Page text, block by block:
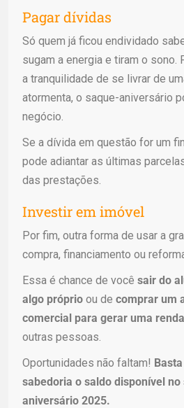
Pagar dívidas
Só quem já ficou endividado
sugam a energia e tiram o sono.
a tranquilidade de se livrar de
atormenta, o saque-aniversário
negócio.
Se a dívida em questão for um
pode adiantar as últimas
das prestações.
Investir em imóvel
Por fim, outra forma de usar a
compra, financiamento ou
Essa é chance de você sair do
algo próprio ou de comprar um
comercial para gerar uma
outras pessoas.
Oportunidades não faltam!
sabedoria o saldo disponível no
aniversário 2025.